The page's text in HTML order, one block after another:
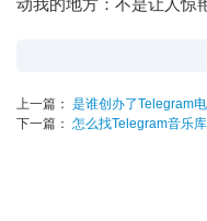
动我的地方：不是让人惊
上一篇： 是谁创办了Telegram电
下一篇： 怎么找Telegram音乐库